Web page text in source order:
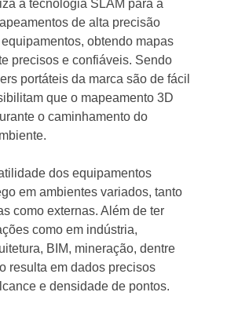
a tecnologia SLAM para a
de alta precisão
obtendo mapas
precisos e confiáveis. Sendo
portáteis da marca são de fácil
que o mapeamento 3D
o caminhamento do
dos equipamentos
em ambientes variados, tanto
como externas. Além de ter
como em indústria,
BIM, mineração, dentre
resulta em dados precisos
e densidade de pontos.